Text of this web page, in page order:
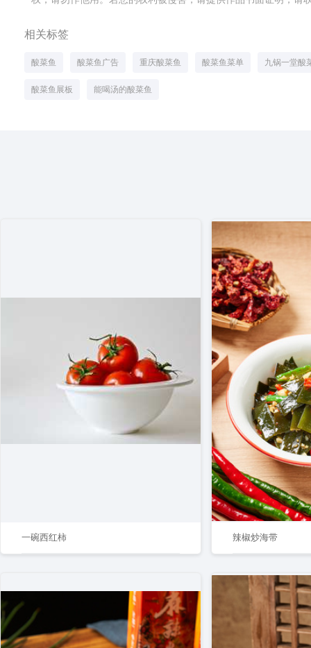
相关标签
酸菜鱼 酸菜鱼广告 重庆酸菜鱼 酸菜鱼菜单 九锅一堂酸
酸菜鱼展板 能喝汤的酸菜鱼
一碗西红柿 辣椒炒海带